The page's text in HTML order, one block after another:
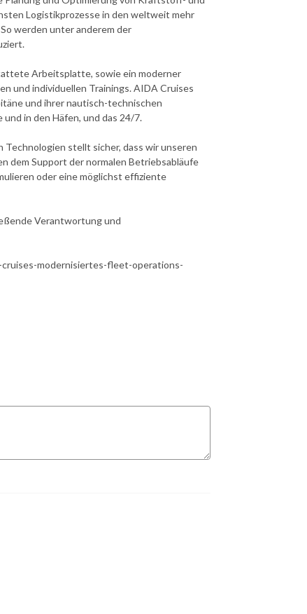
Logistikprozesse in den weltweit mehr
werden unter anderem der
Arbeitsplatte, sowie ein moderner
und individuellen Trainings. AIDA Cruises
und ihrer nautisch-technischen
in den Häfen, und das 24/7.
Technologien stellt sicher, dass wir unseren
dem Support der normalen Betriebsabläufe
oder eine möglichst effiziente
Verantwortung und
modernisiertes-fleet-operations-